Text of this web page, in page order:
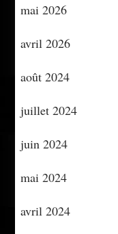
mai 2026
avril 2026
août 2024
juillet 2024
juin 2024
mai 2024
avril 2024